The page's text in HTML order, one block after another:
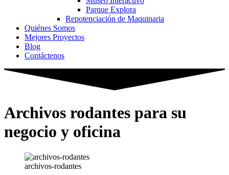
Parque Explora
Repotenciación de Maquinaria
Quiénes Somos
Mejores Proyectos
Blog
Contáctenos
Archivos rodantes para su
negocio y oficina
archivos-rodantes